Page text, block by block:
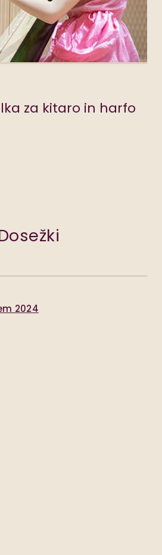
za kitaro in harfo
2024